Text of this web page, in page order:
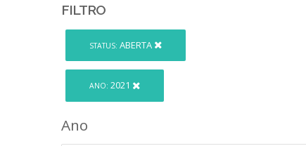
FILTRO
STATUS: ABERTA
ANO: 2021
Ano